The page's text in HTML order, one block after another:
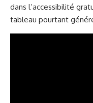
dans l’accessibilité
tableau pourtant